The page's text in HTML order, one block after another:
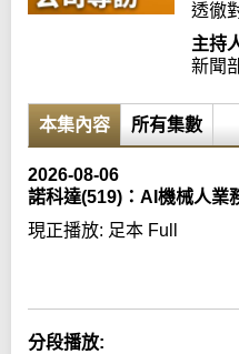
透徹
主持
新聞
本集內容 所有集數
2026-08-06
諾科達(519)：AI機械人業
現正播放: 足本 Full
分段播放: